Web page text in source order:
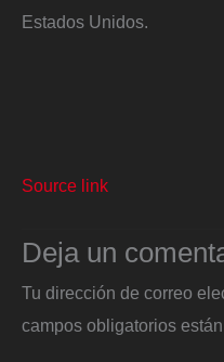
Estados Unidos.
Source link
Deja un
Tu dirección de correo
campos obligatorios